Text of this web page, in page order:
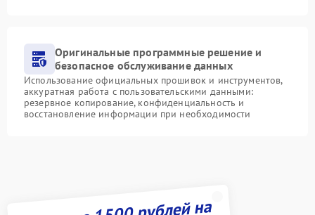
Оригинальные программные решение и
безопасное обслуживание данных
Использование официальных прошивок и инструментов,
аккуратная работа с пользовательскими данными:
резервное копирование, конфиденциальность и
восстановление информации при необходимости